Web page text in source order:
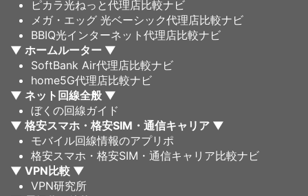
ピカラ光ねっと代理店比較ナビ
メガ・エッグ 光ベーシック代理店比較ナビ
BBIQ光インターネット代理店比較ナビ
▼ ホームルーター ▼
SoftBank Air代理店比較ナビ
home5G代理店比較ナビ
▼ ネット回線全般 ▼
ぼくの回線ガイド
▼ 格安スマホ・格安SIM・通信キャリア ▼
モバイル回線情報のアプリポ
格安スマホ・格安SIM・通信キャリア比較ナビ
▼ VPN比較 ▼
VPN研究所